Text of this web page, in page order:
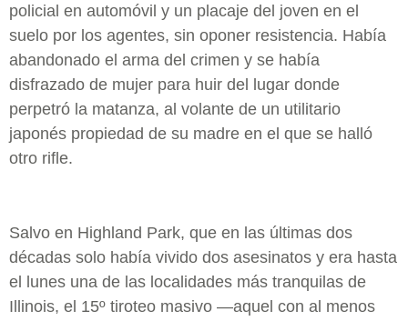
policial en automóvil y un placaje del joven en el
suelo por los agentes, sin oponer resistencia. Había
abandonado el arma del crimen y se había
disfrazado de mujer para huir del lugar donde
perpetró la matanza, al volante de un utilitario
japonés propiedad de su madre en el que se halló
otro rifle.
Salvo en Highland Park, que en las últimas dos
décadas solo había vivido dos asesinatos y era hasta
el lunes una de las localidades más tranquilas de
Illinois, el 15º tiroteo masivo —aquel con al menos